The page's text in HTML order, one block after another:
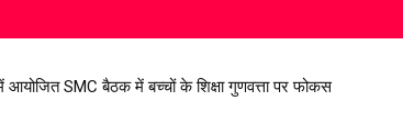
परेशानी पर सांसद विजय बघेल का बड़ा कदम